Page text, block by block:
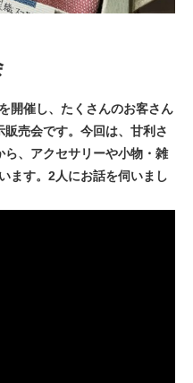
開催し、たくさんのお客さん
売会です。今回は、甘利さ
ら、アクセサリーや小物・雑
ます。2人にお話を伺いまし